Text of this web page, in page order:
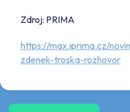
Zdroj: PRIMA
https://max.iprima.cz/
zdenek-troska-rozhovor